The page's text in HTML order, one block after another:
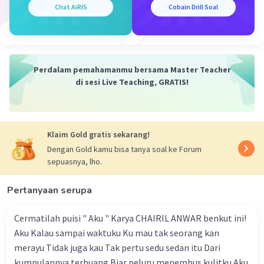
industri untuk mengidentifikasi kebutuhan tenaga kerja
dan menyusun program pelatihan yang sesuai.
menciptakan lapangan kerja baru dan meningkatkan
perekonomian lokal.
pemberdayaan masyarakat melalui pelatihan
teknologi pertanian modern, atau kerajinan tangan.
Beri Rating·0.0
Chat AiRIS Cobain Drill Soal
Perdalam pemahamanmu bersama Master Teacher
di sesi Live Teaching, GRATIS!
Klaim Gold gratis sekarang!
Dengan Gold kamu bisa tanya soal ke Forum
sepuasnya, lho.
Pertanyaan serupa
Cermatilah puisi " Aku " Karya CHAIRIL ANWAR benkut ini!
Aku Kalau sampai waktuku Ku mau tak seorang kan
merayu Tidak juga kau Tak pertu sedu sedan itu Dari